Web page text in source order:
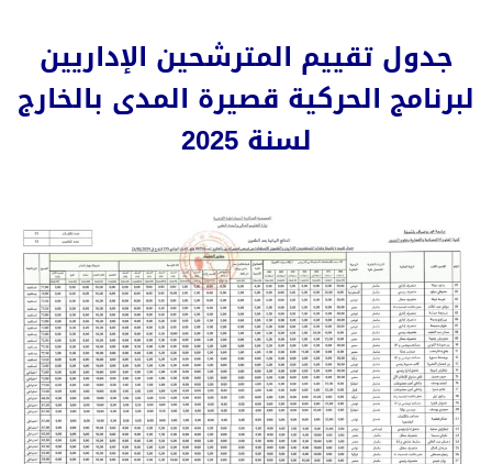
جدول تقييم المترشحين الإداريين
لبرنامج الحركية قصيرة المدى بالخارج
لسنة 2025